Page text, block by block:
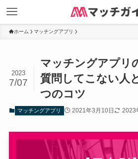
ホーム マッチングアプリ
マッチングアプリ
質問してこない人
つのコツ
2023
7/07
マッチングアプリ 2021年3月10日 2023